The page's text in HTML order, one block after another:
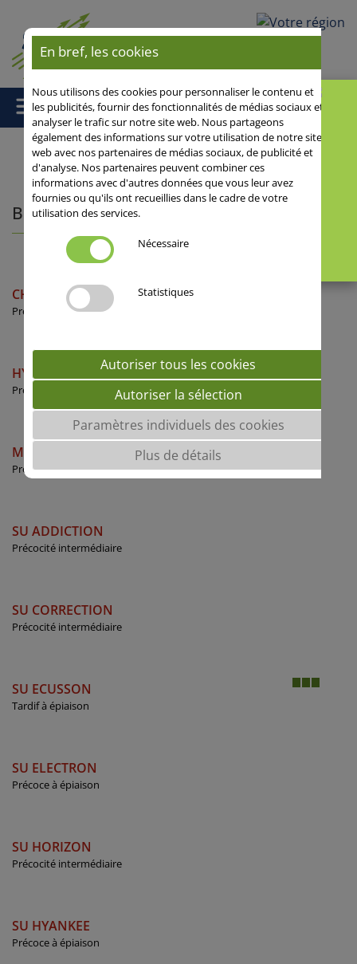
Votre région
Accueil/Céréales lignées/ Blé tendre d'hiver
Blé tendre d'hiver
CHEVIGNON
Précocité intermédiaire
HYLIGO
Précoce à épiaison
MACARON
Précoce à épiaison
SU ADDICTION
Précocité intermédiaire
SU CORRECTION
Précocité intermédiaire
SU ECUSSON
Tardif à épiaison
SU ELECTRON
Précoce à épiaison
SU HORIZON
Précocité intermédiaire
SU HYANKEE
Précoce à épiaison
En bref, les cookies
Nous utilisons des cookies pour personnaliser le contenu et
les publicités, fournir des fonctionnalités de médias sociaux et
analyser le trafic sur notre site web. Nous partageons
également des informations sur votre utilisation de notre site
web avec nos partenaires de médias sociaux, de publicité et
d'analyse. Nos partenaires peuvent combiner ces
informations avec d'autres données que vous leur avez
fournies ou qu'ils ont recueillies dans le cadre de votre
utilisation des services.
Nécessaire
Statistiques
Autoriser tous les cookies
Autoriser la sélection
Paramètres individuels des cookies
Plus de détails